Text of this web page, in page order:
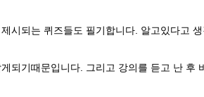
시되는 퀴즈들도 필기합니다. 알고있다고
되기때문입니다. 그리고 강의를 듣고 난 후